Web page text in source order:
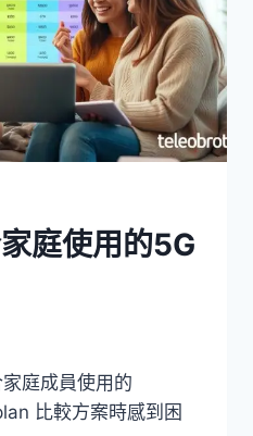
庭使用的5G
庭成員使用的
比較方案時感到困